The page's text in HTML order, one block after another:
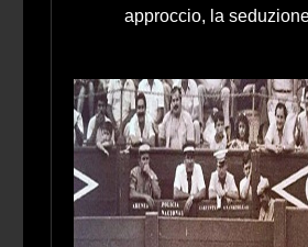
approccio, la